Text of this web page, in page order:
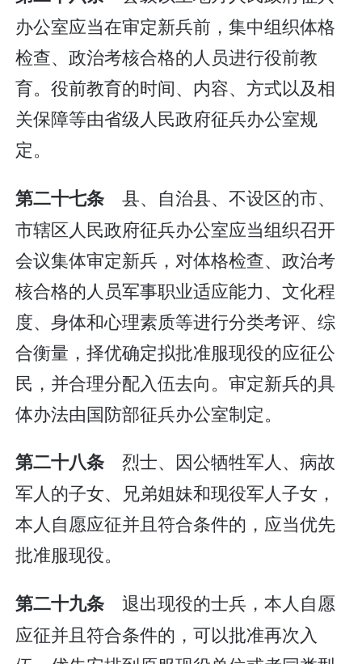
办公室应当在审定新兵前，集中组织体格
检查、政治考核合格的人员进行役前教
育。役前教育的时间、内容、方式以及相
关保障等由省级人民政府征兵办公室规
定。
第二十七条 县、自治县、不设区的市、
市辖区人民政府征兵办公室应当组织召开
会议集体审定新兵，对体格检查、政治考
核合格的人员军事职业适应能力、文化程
度、身体和心理素质等进行分类考评、综
合衡量，择优确定拟批准服现役的应征公
民，并合理分配入伍去向。审定新兵的具
体办法由国防部征兵办公室制定。
第二十八条 烈士、因公牺牲军人、病故
军人的子女、兄弟姐妹和现役军人子女，
本人自愿应征并且符合条件的，应当优先
批准服现役。
第二十九条 退出现役的士兵，本人自愿
应征并且符合条件的，可以批准再次入